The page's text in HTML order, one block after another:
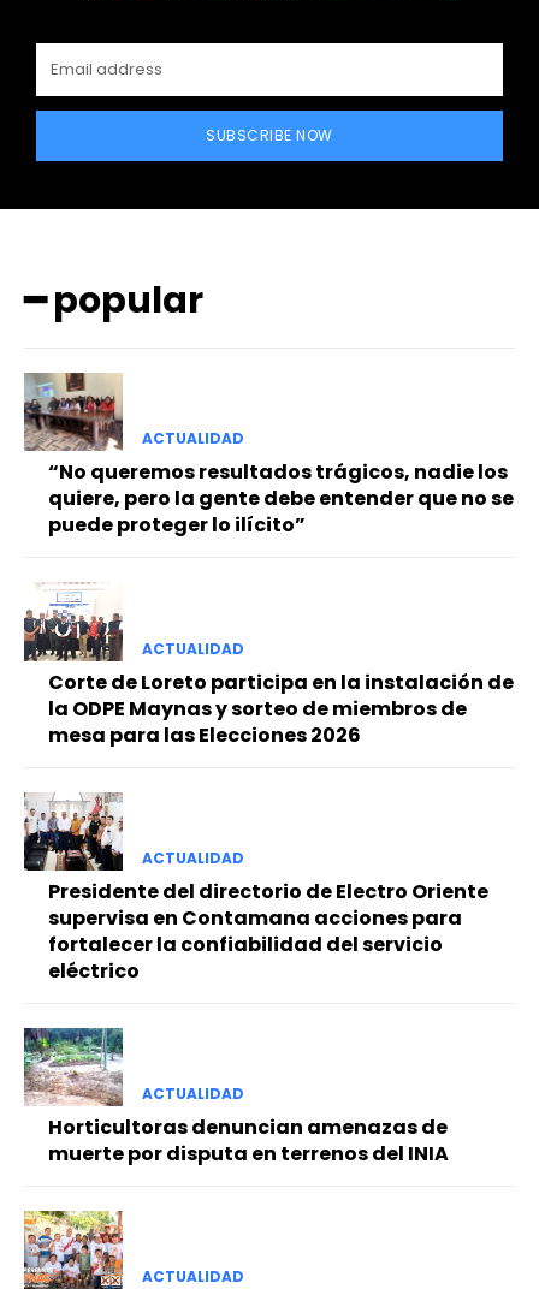
SUBSCRIBE NOW
━ popular
ACTUALIDAD
“No queremos resultados trágicos, nadie los
quiere, pero la gente debe entender que no se
puede proteger lo ilícito”
ACTUALIDAD
Corte de Loreto participa en la instalación de
la ODPE Maynas y sorteo de miembros de
mesa para las Elecciones 2026
ACTUALIDAD
Presidente del directorio de Electro Oriente
supervisa en Contamana acciones para
fortalecer la confiabilidad del servicio
eléctrico
ACTUALIDAD
Horticultoras denuncian amenazas de
muerte por disputa en terrenos del INIA
ACTUALIDAD